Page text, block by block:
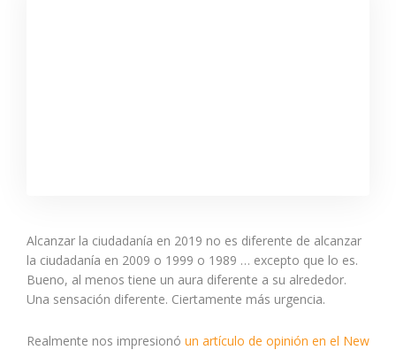
Alcanzar la ciudadanía en 2019 no es diferente de alcanzar
la ciudadanía en 2009 o 1999 o 1989 … excepto que lo es.
Bueno, al menos tiene un aura diferente a su alrededor.
Una sensación diferente. Ciertamente más urgencia.
Realmente nos impresionó un artículo de opinión en el New